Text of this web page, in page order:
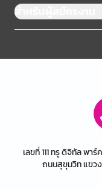
สำหรับผู้สมัครงาน
เลขที่ 111 ทรู ดิจิทัล พา
ถนนสุขุมวิท แขว